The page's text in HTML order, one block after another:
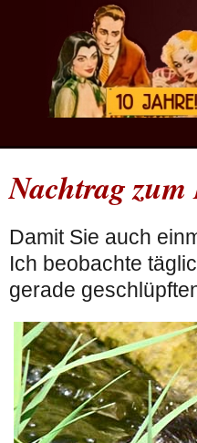
Nachtrag
Damit Sie auch
Ich beobachte
gerade